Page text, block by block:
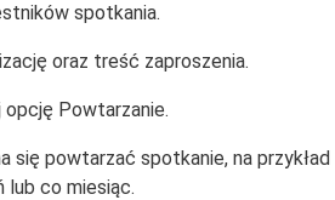
spotkania.
oraz treść zaproszenia.
opcję Powtarzanie.
się powtarzać spotkanie, na przykład
lub co miesiąc.